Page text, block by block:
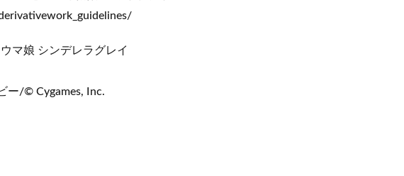
マ娘 シンデレラグレイ
ー/© Cygames, Inc.